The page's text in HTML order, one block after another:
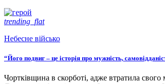
trending_flat
Небесне військо
“Його подвиг – це історія про мужність,
Чортківщина в скорботі, адже втратила